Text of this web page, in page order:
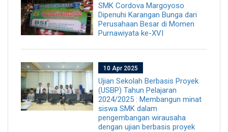
SMK Cordova Margoyoso
Dipenuhi Karangan Bunga dari
Perusahaan Besar di Momen
Purnawiyata ke-XVI
10 Apr 2025
Ujian Sekolah Berbasis Proyek
(USBP) Tahun Pelajaran
2024/2025 : Membangun minat
siswa SMK dalam
pengembangan wirausaha
dengan ujian berbasis proyek